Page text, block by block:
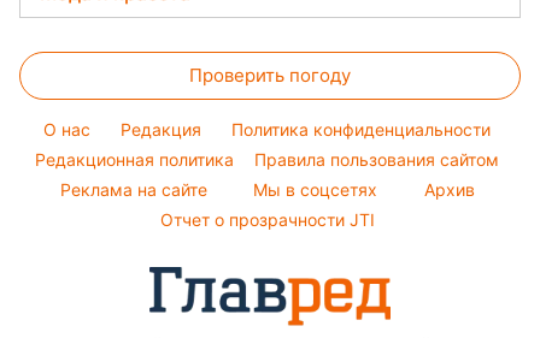
Елена Зеленская
Ани Лорак
Алла Пугачева
Максим Галкин
Настя Каменских
Тарифы
Курс валют
Магнитные бури
Погода на сегодня
Погода на завтра
Пылевая буря
Окрашивание волос
Красивый маникюр
Модные ошибки
Новости моды
Советы от Андре Тана
Проверить погоду
O нас Редакция
Политика конфиденциальности
Редакционная политика
Правила пользования сайтом
Реклама на сайте
Мы в соцсетях
Архив
Отчет о прозрачности JTI